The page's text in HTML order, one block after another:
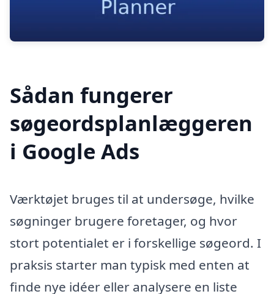
Sådan fungerer
søgeordsplanlæggeren
i Google Ads
Værktøjet bruges til at undersøge, hvilke
søgninger brugere foretager, og hvor
stort potentialet er i forskellige søgeord. I
praksis starter man typisk med enten at
finde nye idéer eller analysere en liste